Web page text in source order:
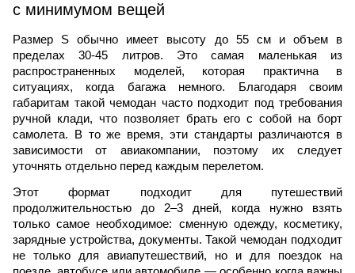
с минимумом вещей
Размер S обычно имеет высоту до 55 см и объем в
пределах 30-45 литров. Это самая маленькая из
распространенных моделей, которая практична в
ситуациях, когда багажа немного. Благодаря своим
габаритам такой чемодан часто подходит под требования
ручной клади, что позволяет брать его с собой на борт
самолета. В то же время, эти стандарты различаются в
зависимости от авиакомпании, поэтому их следует
уточнять отдельно перед каждым перелетом.
Этот формат подходит для путешествий
продолжительностью до 2–3 дней, когда нужно взять
только самое необходимое: сменную одежду, косметику,
зарядные устройства, документы. Такой чемодан подходит
не только для авиапутешествий, но и для поездок на